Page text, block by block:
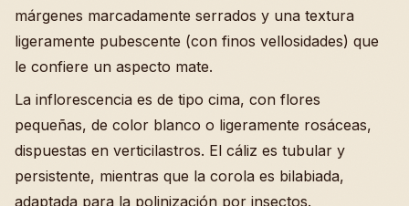
márgenes marcadamente serrados y una textura
ligeramente pubescente (con finos vellosidades) que
le confiere un aspecto mate.
La inflorescencia es de tipo cima, con flores
pequeñas, de color blanco o ligeramente rosáceas,
dispuestas en verticilastros. El cáliz es tubular y
persistente, mientras que la corola es bilabiada,
adaptada para la polinización por insectos.